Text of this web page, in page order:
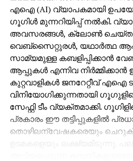
എഐ (AI) വ്യാപകമായി
ഗൂഗിള്‍ മുന്നറിയിപ്പ് നല്‍കി.
അവസരങ്ങള്‍, ക്ലോണ്‍ ചെയ്ത
വെബ്‌സൈറ്റുരള്‍, യഥാര്‍ത്ഥ
സാമ്യമുള്ള കബളിപ്പിക്കാന്‍
ആപ്പുകള്‍ എന്നിവ
കുറ്റവാളികള്‍ ജനറേറ്റീവ്
വിനിയോഗിക്കുന്നതായി
സേഫ്റ്റി ടീം വ്യക്തമാക്കി.
പ്രകാരം ഈ തട്ടിപ്പുകളില്‍
തൊഴിലന്വേഷകരെയും